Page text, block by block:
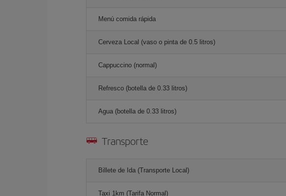
Menú comida rápida
Cerveza Local (vaso o pinta de 0.5 litros)
Cappuccino (normal)
Refresco (botella de 0.33 litros)
Agua (botella de 0.33 litros)
Transporte
Billete de Ida (Transporte Local)
Taxi 1km (Tarifa Normal)